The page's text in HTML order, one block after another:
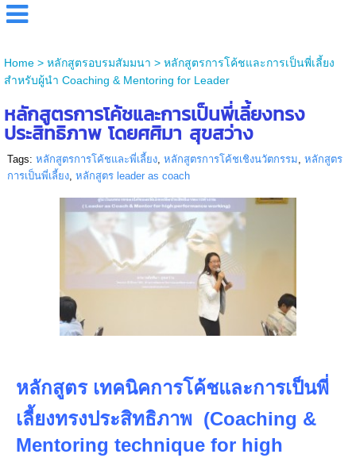
Home> หลักสูตรอบรมสัมมนา > หลักสูตรการโค้ชและการเป็นพี่เลี้ยง
สำหรับผู้นำ Coaching & Mentoring for Leader
หลักสูตรการโค้ชและการเป็นพี่เลี้ยงทรง
ประสิทธิภาพ โดยศศิมา สุขสว่าง
Tags: หลักสูตรการโค้ชและพี่เลี้ยง, หลักสูตรการโค้ชเชิงนวัตกรรม, หลักสูตร
การเป็นพี่เลี้ยง, หลักสูตร leader as coach
หลักสูตร เทคนิคการโค้ชและการเป็นพี่
เลี้ยงทรงประสิทธิภาพ (Coaching &
Mentoring technique for high